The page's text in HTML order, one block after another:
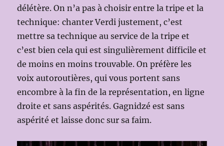
délétère. On n’a pas à choisir entre la tripe et la
technique: chanter Verdi justement, c’est
mettre sa technique au service de la tripe et
c’est bien cela qui est singulièrement difficile et
de moins en moins trouvable. On préfère les
voix autoroutières, qui vous portent sans
encombre à la fin de la représentation, en ligne
droite et sans aspérités. Gagnidzé est sans
aspérité et laisse donc sur sa faim.